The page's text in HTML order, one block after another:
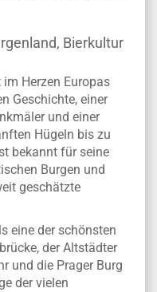
Bierkultur
Herzen Europas
Geschichte, einer
und einer
Hügeln bis zu
bekannt für seine
Burgen und
geschätzte
eine der schönsten
der Altstädter
und die Prager Burg
der vielen